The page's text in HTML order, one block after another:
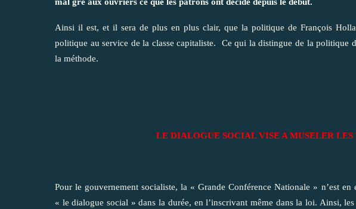
Ainsi il est, et il sera de plus en plus clair, que la politique de François
politique au service de la classe capitaliste. Ce qui la distingue de la politique
la méthode.
LE DIALOGUE SOCIAL VISE A MUSELER
Pour le gouvernement socialiste, la « Grande Conférence Nationale » n’est en
« le dialogue social » dans la durée, en l’inscrivant même dans la loi. Ainsi,